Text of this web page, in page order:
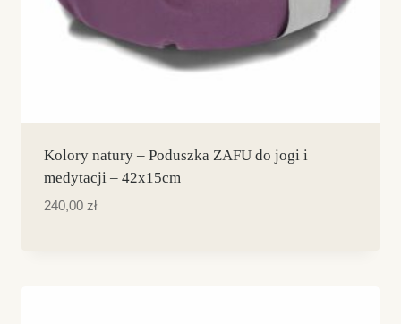
Kolory natury – Poduszka ZAFU do jogi i
medytacji – 42x15cm
240,00 zł
Dostępne kolory